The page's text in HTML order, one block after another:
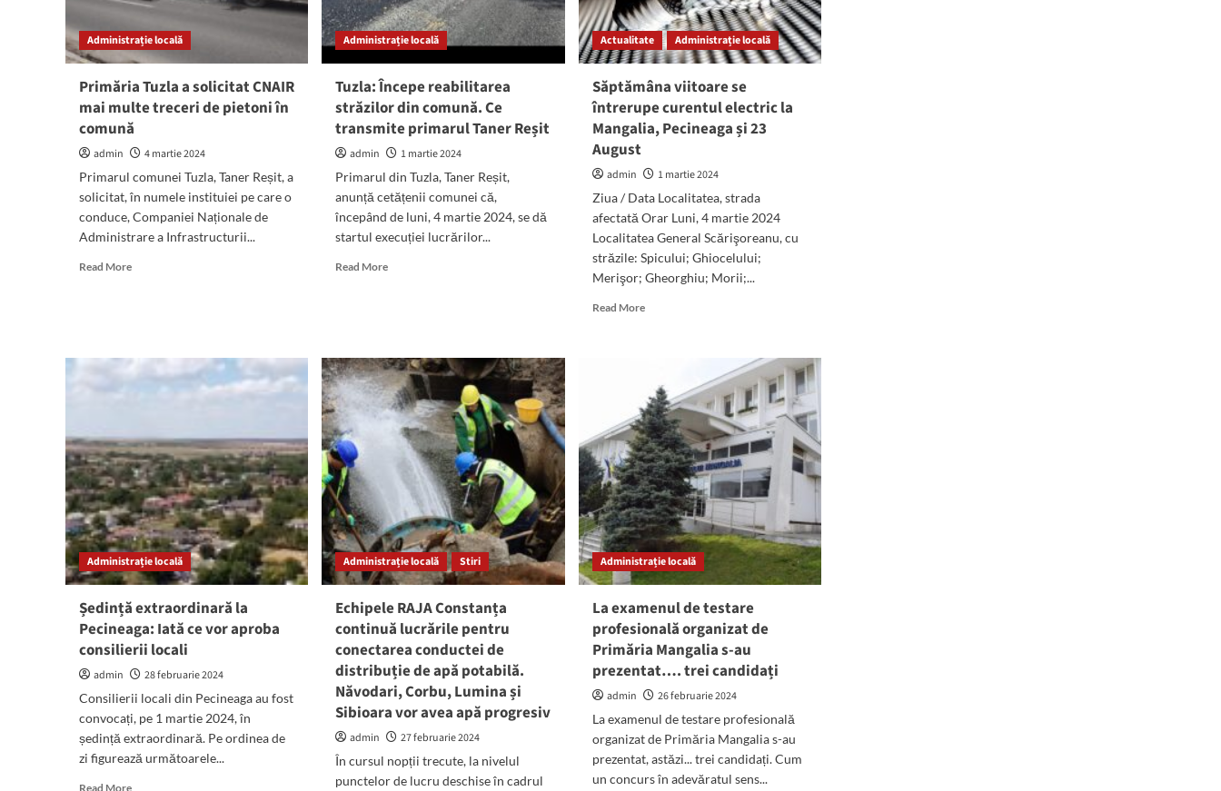
Constanța
Administrație locală
Primăria Tuzla a solicitat CNAIR
mai multe treceri de pietoni în
comună
admin
4 martie 2024
Primarul comunei Tuzla, Taner Reșit, a
solicitat, în numele instituiei pe care o
conduce, Companiei Naționale de
Administrare a Infrastructurii...
Read MoreRead
CNAIR
treceri
de
pietoni
în
comună
Administrație locală
Tuzla: Începe reabilitarea
străzilor din comună. Ce
transmite primarul Taner Reșit
admin
1 martie 2024
Primarul din Tuzla, Taner Reșit,
anunță cetățenii comunei că,
începând de luni, 4 martie 2024, se dă
startul execuției lucrărilor...
Read MoreRead
străzilor
din
comună.
Ce
transmite
primarul
Taner
Reșit
Actualitate Administrație locală
Săptămâna viitoare se
întrerupe curentul electric la
Mangalia, Pecineaga și 23
August
admin
1 martie 2024
Ziua / Data Localitatea, strada
afectată Orar Luni, 4 martie 2024
Localitatea General Scărişoreanu, cu
străzile: Spicului; Ghiocelului;
Merişor; Gheorghiu; Morii;...
Read MoreRead
întrerupe
curentul
electric
la
Mangalia,
Pecineaga
și
23
August
Administrație locală
Ședință extraordinară la
Pecineaga: Iată ce vor aproba
consilierii locali
admin
28 februarie 2024
Consilierii locali din Pecineaga au fost
convocați, pe 1 martie 2024, în
ședință extraordinară. Pe ordinea de
zi figurează următoarele...
Read MoreRead
Administrație locală Stiri
Echipele RAJA Constanța
continuă lucrările pentru
conectarea conductei de
distribuție de apă potabilă.
Năvodari, Corbu, Lumina și
Sibioara vor avea apă progresiv
admin
27 februarie 2024
În cursul nopții trecute, la nivelul
punctelor de lucru deschise în cadrul
Administrație locală
La examenul de testare
profesională organizat de
Primăria Mangalia s-au
prezentat…. trei candidați
admin
26 februarie 2024
La examenul de testare profesională
organizat de Primăria Mangalia s-au
prezentat, astăzi... trei candidați. Cum
un concurs în adevăratul sens...